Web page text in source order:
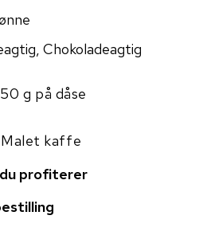
Chokoladeagtig
g på dåse
Malet kaffe
profiterer